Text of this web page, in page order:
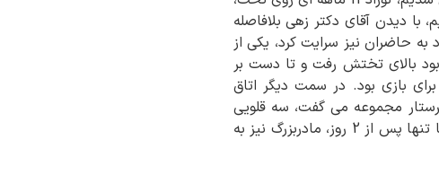
دیدن آقای دکتر زهی بلافاصله
حاضران نیز سرایت کرد، یکی از
بالای تختش رفت و تا دست بر
بازی بود. در سمت دیگر اتاق
مجموعه می گفت، سه قلویی
هستند که مادرشان موقع زایمان فوت شده سپس سرپرستی آن را به مادربزرگشان سپردند اما تنها پس از 2 روز، مادربزرگ نیز به